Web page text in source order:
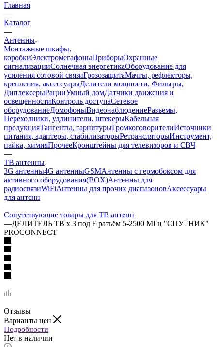
Главная
—
Каталог
—
Антенны
Монтажные шкафы,
коробкиЭлектромегафоныПриборыОхранные
сигнализацииСолнечная энергетикаОборудование для
усиления сотовой связиГрозозащитаМачты, рефлекторы,
крепления, аксессуарыДелители мощности, Фильтры,
ДиплексерыРацииУмный домДатчики движения и
освещённостиКонтроль доступаСетевое
оборудованиеДомофоныВидеонаблюдениеРазъемы,
Переходники, удлинители, штекерыКабельная
продукцияТангенты, гарнитурыГромкоговорителиИсточники
питания, адаптеры, стабилизаторыРетрансляторыИнструмент,
пайка, химияПрочееКронштейны для телевизоров и СВЧ
—
ТВ антенны
3G антенны4G антенныGSMАнтенны с гермобоксом для
активного оборудования(BOX)Антенны для
радиосвязиWiFiАнтенны для прочих диапазоновАксессуары
для антенн
—
Сопутствующие товары для ТВ антенн
—ДЕЛИТЕЛЬ ТВ х 3 под F разъём 5-2500 МГц "СПУТНИК"
PROCONNECT
Отзывы
Варианты цен
Подробности
Нет в наличии